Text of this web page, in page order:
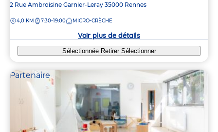
Adresse
la
2 Rue Ambroisine Garnier-Leray 35000 Rennes
DISTANCE
4,0 KM 7:30-19:00 MICRO-CRÈCHE
Voir plus de détails
Sélectionnée Retirer Sélectionner
Partenaire